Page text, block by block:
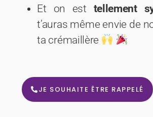
Et on est tellement
t’auras même envie de
ta crémaillère
JE SOUHAITE ÊTRE RAPPELÉ